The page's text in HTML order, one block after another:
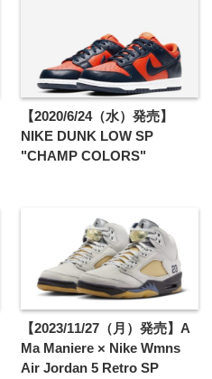
【2020/6/24（水）発売】
NIKE DUNK LOW SP
"CHAMP COLORS"
【2023/11/27（月）発売】A
Ma Maniere × Nike Wmns
Air Jordan 5 Retro SP